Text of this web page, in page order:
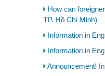
How can
TP. Hồ Chí Minh)
Information in
Information in
Announcement!